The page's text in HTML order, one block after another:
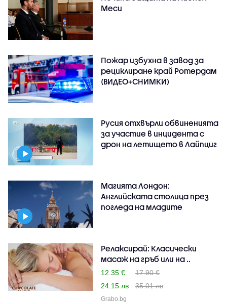
Меси
Пожар избухна в завод за
рециклиране край Ротердам
(ВИДЕО+СНИМКИ)
Русия отхвърли обвиненията
за участие в инцидента с
дрон на летището в Лайпциг
Магията Лондон:
Английската столица през
погледа на младите
Релаксирай: Класически
масаж на гръб или на ..
12.35 €
17.90 €
24.15 лв
35.01 лв
Grabo.bg